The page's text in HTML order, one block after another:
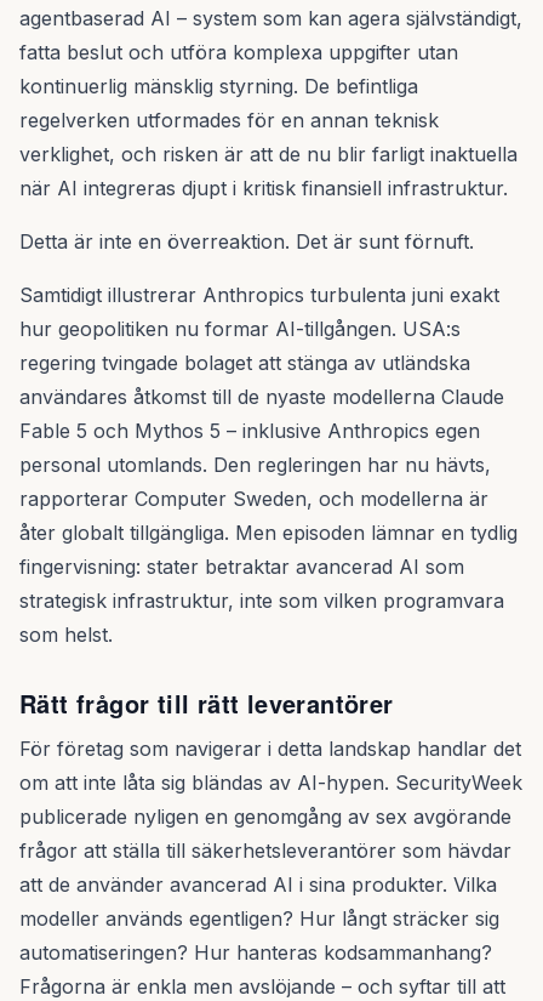
agentbaserad AI – system som kan agera självständigt,
fatta beslut och utföra komplexa uppgifter utan
kontinuerlig mänsklig styrning. De befintliga
regelverken utformades för en annan teknisk
verklighet, och risken är att de nu blir farligt inaktuella
när AI integreras djupt i kritisk finansiell infrastruktur.
Detta är inte en överreaktion. Det är sunt förnuft.
Samtidigt illustrerar Anthropics turbulenta juni exakt
hur geopolitiken nu formar AI-tillgången. USA:s
regering tvingade bolaget att stänga av utländska
användares åtkomst till de nyaste modellerna Claude
Fable 5 och Mythos 5 – inklusive Anthropics egen
personal utomlands. Den regleringen har nu hävts,
rapporterar Computer Sweden, och modellerna är
åter globalt tillgängliga. Men episoden lämnar en tydlig
fingervisning: stater betraktar avancerad AI som
strategisk infrastruktur, inte som vilken programvara
som helst.
Rätt frågor till rätt leverantörer
För företag som navigerar i detta landskap handlar det
om att inte låta sig bländas av AI-hypen. SecurityWeek
publicerade nyligen en genomgång av sex avgörande
frågor att ställa till säkerhetsleverantörer som hävdar
att de använder avancerad AI i sina produkter. Vilka
modeller används egentligen? Hur långt sträcker sig
automatiseringen? Hur hanteras kodsammanhang?
Frågorna är enkla men avslöjande – och syftar till att